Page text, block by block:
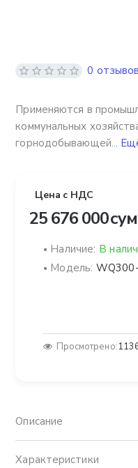
Применяются в
коммунальных
горнодобывающей...
0 отзывов
Цена с НДС
25 676 000 сум
Наличие: В
Модель:
Просмотрено:
Описание
Характеристики